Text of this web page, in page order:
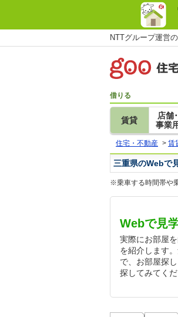
NTTグループ運営
借りる
賃貸
店舗･
事業
住宅・不動産 > 賃
三重県のWebで
※乗車する時間帯や
Webで見
実際にお部屋
を紹介します
で、お部屋探
探してみてくだ